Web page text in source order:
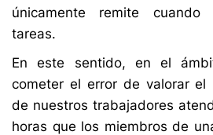
únicamente remite cuando
tareas.
En este sentido, en el
cometer el error de valorar el
de nuestros trabajadores
horas que los miembros de